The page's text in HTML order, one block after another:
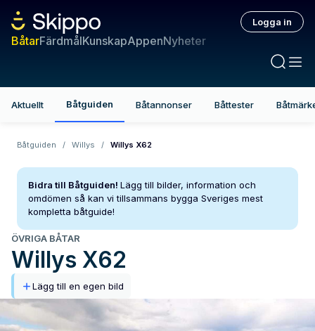
BåtarFärdmålKunskapAppenNyheter
Logga in
Aktuellt Båtguiden Båtannonser Båttester
Båtguiden / Willys / Willys X62
Bidra till Båtguiden! Lägg till bilder, information och
omdömen så kan vi tillsammans bygga Sveriges mest
kompletta båtguide!
ÖVRIGA BÅTAR
Willys X62
Lägg till en egen bild